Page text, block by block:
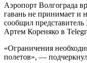
Аэропорт Волгограда
гавань не принимает и
сообщил
Артем Кореняко в
«Ограничения
полетов», —